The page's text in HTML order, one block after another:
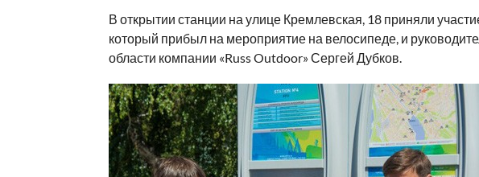
В открытии станции на улице Кремлевская, 18 приняли
который прибыл на мероприятие на велосипеде, и
области компании «Russ Outdoor» Сергей Дубков.